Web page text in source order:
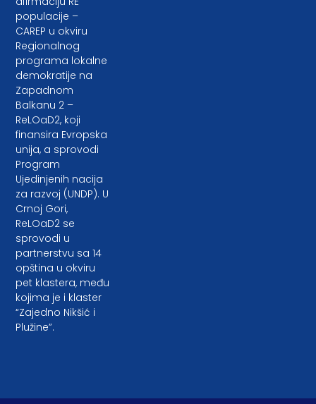
populacije –
CAREP u okviru
Regionalnog
programa lokalne
demokratije na
Zapadnom
Balkanu 2 –
ReLOaD2, koji
finansira Evropska
unija, a sprovodi
Program
Ujedinjenih nacija
za razvoj (UNDP). U
Crnoj Gori,
ReLOaD2 se
sprovodi u
partnerstvu sa 14
opština u okviru
pet klastera, među
kojima je i klaster
“Zajedno Nikšić i
Plužine”.